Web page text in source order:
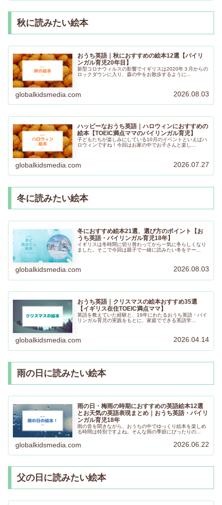
秋に読みたい絵本
おうち英語｜秋におすすめの絵本12選【バイリ
ンガル育児20年目】
新型コロナウィルスの影響でイギリスは2020年３月からの
ロックダウンに入り、森の中をお散歩するように...
globalkidsmedia.com 2026.08.03
ハッピーなおうち英語｜ハロウィンにおすすめの
絵本【TOEIC満点ママのバイリンガル育児】
子どもたちが楽しみにしている10月のイベントといえばハ
ロウィンですね！今回はお家の中でお子さんと楽し...
globalkidsmedia.com 2026.07.27
冬に読みたい絵本
冬におすすめ絵本21選、選び方のポイント【お
うち英語・バイリンガル育児18年】
イギリスは冬時間に切り替わってから一気に冬らしくなり
ました。そこで今回は親子で一緒に読みたい冬をテー...
globalkidsmedia.com 2026.08.03
おうち英語｜クリスマスの絵本おすすめ35選
【イギリス在住TOEIC満点ママ】
英語を教えていた経験と、19年にわたるおうち英語・バイ
リンガル育児の実践をもとに、家庭でできる英語学...
globalkidsmedia.com 2026.04.14
雨の日に読みたい絵本
雨の日・梅雨の時期におすすめの英語絵本12選
とお天気の英語表現まとめ｜おうち英語・バイリ
ンガル育児18年
雨の音を聞きながら、おうちの中でゆっくり絵本を楽しめ
る時間は特別ですよね。そんな雨の季節にぴったりの...
globalkidsmedia.com 2026.06.22
父の日に読みたい絵本